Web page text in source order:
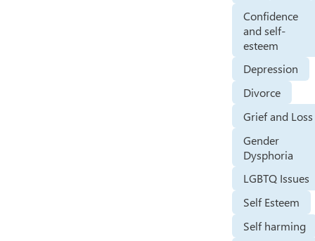
Confidence
and self-
esteem
Depression
Divorce
Grief and Loss
Gender
Dysphoria
LGBTQ Issues
Self Esteem
Self harming